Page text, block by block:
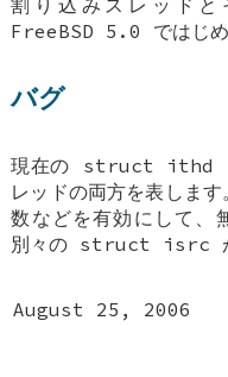
FreeBSD 5.0
ではじ
バグ
現在の struct ithd
レッドの両方を表しま
数などを有効にして、
別々の struct isrc
August 25, 2006